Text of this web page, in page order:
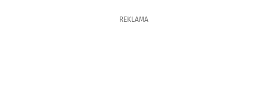
REKLAMA